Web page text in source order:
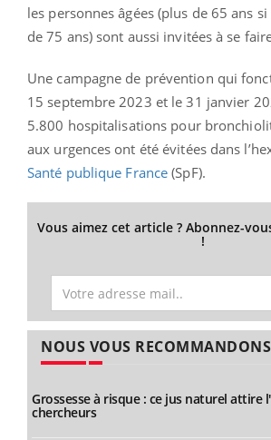
les personnes âgées (plus de 65 ans
de 75 ans) sont aussi invitées à se
Une campagne de prévention qui
15 septembre 2023 et le 31 janvier
5.800 hospitalisations pour
aux urgences ont été évitées dans
Santé publique France (SpF).
Vous aimez cet article ? Abonnez-
!
NOUS VOUS RECOMMANDONS
Grossesse à risque : ce jus naturel attire
chercheurs